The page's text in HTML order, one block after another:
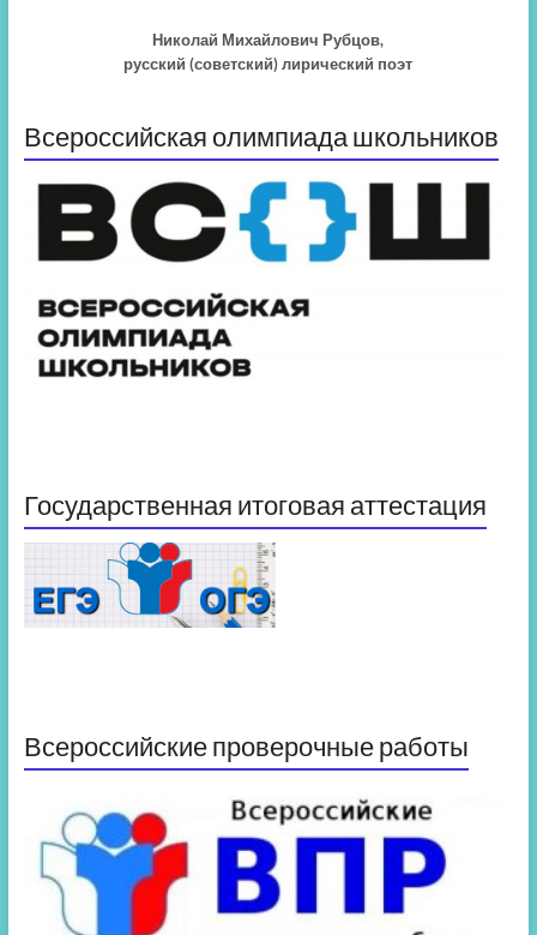
Николай Михайлович Рубцов,
русский (советский) лирический поэт
Всероссийская олимпиада школьников
Государственная итоговая аттестация
Всероссийские проверочные работы